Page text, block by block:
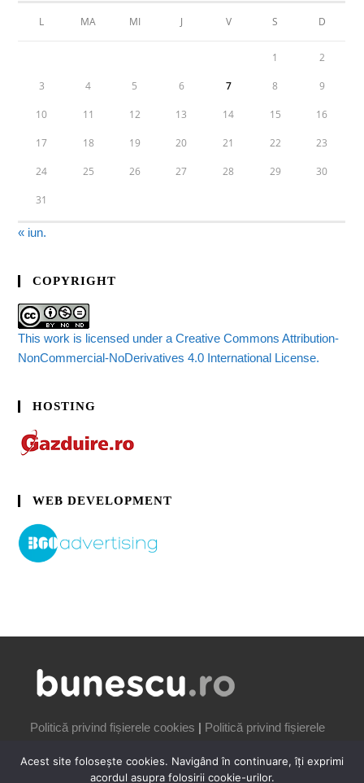
L MA MI J V S D
1 2
3 4 5 6 7 8 9
10 11 12 13 14 15 16
17 18 19 20 21 22 23
24 25 26 27 28 29 30
31
« iun.
COPYRIGHT
This work is licensed under a Creative Commons Attribution-
NonCommercial-NoDerivatives 4.0 International License.
HOSTING
WEB DEVELOPMENT
Politică privind fișierele cookies
Politică privind fișierele
Acest site folosește cookies. Navigând în continuare, îți exprimi
acordul asupra folosirii cookie-urilor.